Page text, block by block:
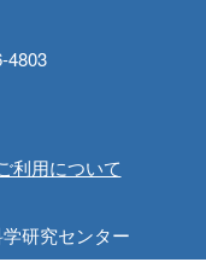
4803
利用について
研究センター